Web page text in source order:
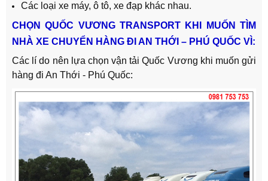
Các loại xe máy, ô tô, xe đạp khác nhau.
CHỌN QUỐC VƯƠNG TRANSPORT KHI MUỐN TÌM
NHÀ XE CHUYỂN HÀNG ĐI AN THỚI – PHÚ QUỐC VÌ:
Các lí do nên lựa chọn vận tải Quốc Vương khi muốn gửi
hàng đi An Thới - Phú Quốc: